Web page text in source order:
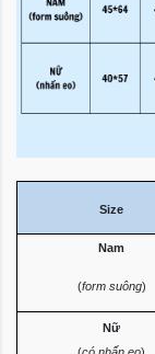
Size
Nam
(form suông)
Nữ